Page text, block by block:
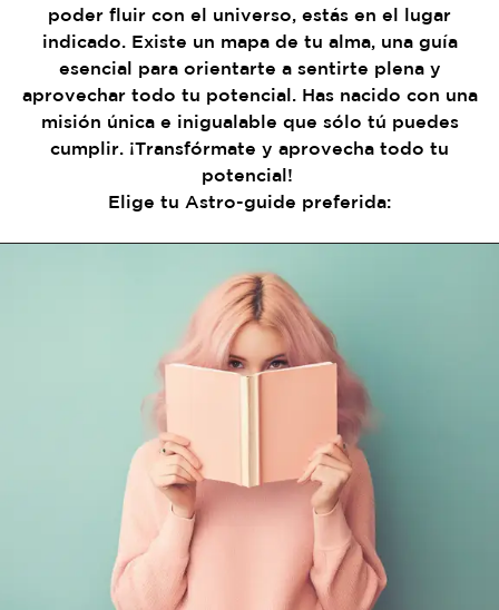
poder fluir con el universo, estás en el lugar
indicado. Existe un mapa de tu alma, una guía
esencial para orientarte a sentirte plena y
aprovechar todo tu potencial. Has nacido con una
misión única e inigualable que sólo tú puedes
cumplir. ¡Transfórmate y aprovecha todo tu
potencial!
Elige tu Astro-guide preferida: